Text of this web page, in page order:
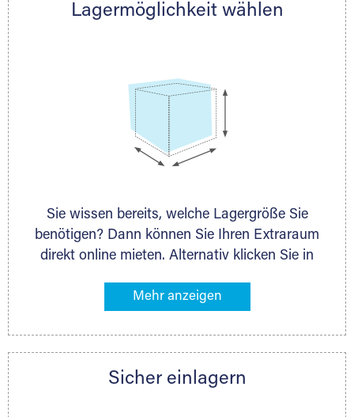
nächstgelegenen Partner und besprechen alles
Lagermöglichkeit wählen
Sie wissen bereits, welche Lagergröße Sie
benötigen? Dann können Sie Ihren Extraraum
direkt online mieten. Alternativ klicken Sie in
Gegenstände an, die Sie einlagern möchten –
ermittelt. Natürlich steht Ihnen Ihr Extraraum
persönlich hinsichtlich Lagervolumen und zu
Sicher einlagern